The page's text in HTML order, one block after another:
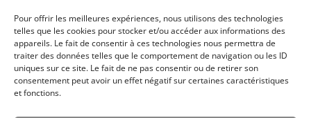
Pour offrir les meilleures expériences, nous utilisons des technologies
telles que les cookies pour stocker et/ou accéder aux informations des
appareils. Le fait de consentir à ces technologies nous permettra de
traiter des données telles que le comportement de navigation ou les ID
uniques sur ce site. Le fait de ne pas consentir ou de retirer son
consentement peut avoir un effet négatif sur certaines caractéristiques
et fonctions.